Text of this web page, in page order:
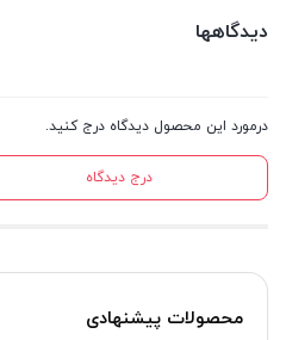
دیدگاهها
درمورد این محصول دیدگاه درج کنید.
درج دیدگاه
محصولات پیشنهادی